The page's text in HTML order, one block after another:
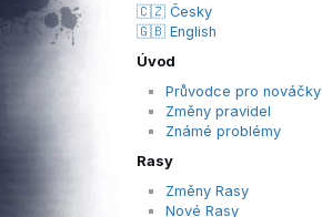
🇨🇿 Česky
🇬🇧 English
Úvod
Průvodce pro nováčky
Změny pravidel
Známé problémy
Rasy
Změny Rasy
Nové Rasy